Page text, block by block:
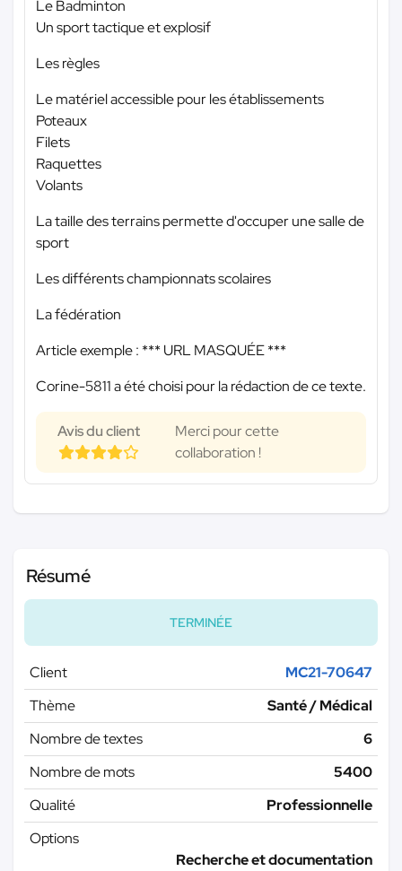
Le Badminton
Un sport tactique et explosif
Les règles
Le matériel accessible pour les établissements
Poteaux
Filets
Raquettes
Volants
La taille des terrains permette d'occuper une salle de
sport
Les différents championnats scolaires
La fédération
Article exemple : *** URL MASQUÉE ***
Corine-5811 a été choisi pour la rédaction de ce texte.
Avis du client
Merci pour cette
collaboration !
Résumé
TERMINÉE
Client
MC21-70647
Thème
Santé / Médical
Nombre de textes
6
Nombre de mots
5400
Qualité
Professionnelle
Options
Recherche et documentation